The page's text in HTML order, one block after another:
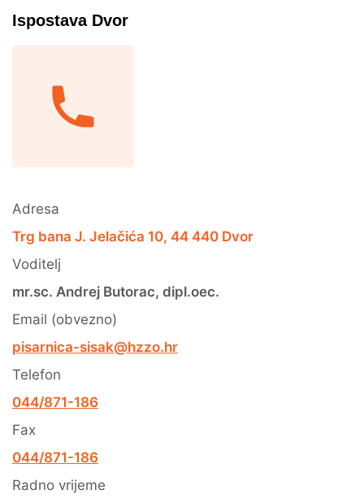
Ispostava Dvor
Adresa
Trg bana J. Jelačića 10, 44 440 Dvor
Voditelj
mr.sc. Andrej Butorac, dipl.oec.
Email (obvezno)
pisarnica-sisak@hzzo.hr
Telefon
044/871-186
Fax
044/871-186
Radno vrijeme